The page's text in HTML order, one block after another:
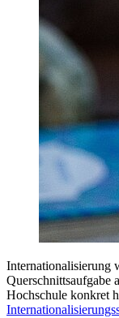
Internationalisierung
Querschnittsaufgabe
Hochschule konkret